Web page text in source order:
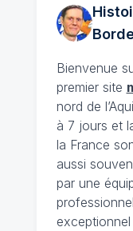
Bienvenue
premier site
nord de
à 7 jours et
la France
aussi
par une